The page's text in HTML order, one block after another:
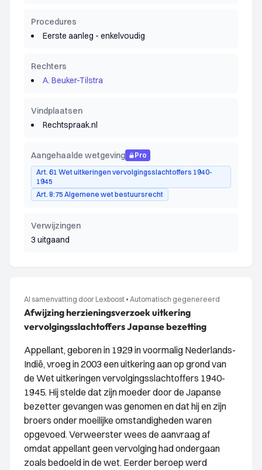
Procedures
Eerste aanleg - enkelvoudig
Rechters
A. Beuker-Tilstra
Vindplaatsen
Rechtspraak.nl
Aangehaalde wetgeving
Pro
Art. 61 Wet uitkeringen vervolgingsslachtoffers 1940-
1945
Art. 8:75 Algemene wet bestuursrecht
Verwijzingen
3 uitgaand
AI samenvatting door Lexboost • Automatisch gegenereerd
Afwijzing herzieningsverzoek uitkering
vervolgingsslachtoffers Japanse bezetting
Appellant, geboren in 1929 in voormalig Nederlands-
Indië, vroeg in 2003 een uitkering aan op grond van
de Wet uitkeringen vervolgingsslachtoffers 1940-
1945. Hij stelde dat zijn moeder door de Japanse
bezetter gevangen was genomen en dat hij en zijn
broers onder moeilijke omstandigheden waren
opgevoed. Verweerster wees de aanvraag af
omdat appellant geen vervolging had ondergaan
zoals bedoeld in de wet. Eerder beroep werd